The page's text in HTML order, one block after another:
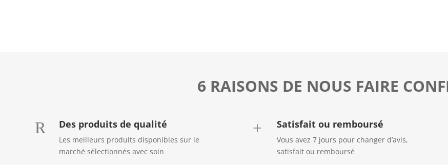
6 RAISONS DE NOUS FAIRE
R Des produits de qualité
Les meilleurs produits disponibles sur le
marché sélectionnés avec soin
+ Satisfait ou remboursé
Vous avez 7 jours pour changer d’avis,
satisfait ou remboursé